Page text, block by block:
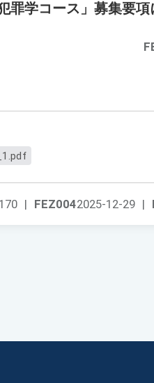
罪学コース」募集要項
FEZ0042025-12-29 |
170 |